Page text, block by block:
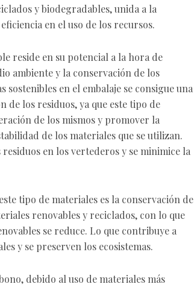
y biodegradables, unida a la
en el uso de los recursos.
reside en su potencial a la hora de
ambiente y la conservación de los
en el embalaje se consigue una
de los residuos, ya que este tipo de
de los mismos y promover la
de los materiales que se utilizan.
residuos en los vertederos y se minimice la
tipo de materiales es la conservación de
renovables y reciclados, con lo que
se reduce. Lo que contribuye a
y se preserven los ecosistemas.
debido al uso de materiales más